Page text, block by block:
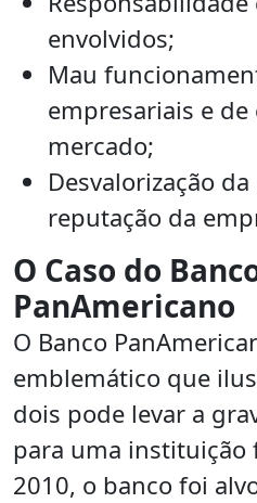
envolvidos;
Mau
empresariais e
mercado;
Desvalorização
reputação da
O Caso do
PanAmericano
O Banco
emblemático que
dois pode levar a
para uma instituição
2010, o banco foi